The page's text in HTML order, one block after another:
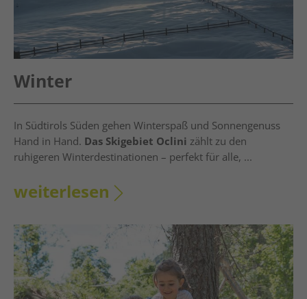
Winter
In Südtirols Süden gehen Winterspaß und Sonnengenuss
Hand in Hand. Das Skigebiet Oclini zählt zu den
ruhigeren Winterdestinationen – perfekt für alle, ...
weiterlesen